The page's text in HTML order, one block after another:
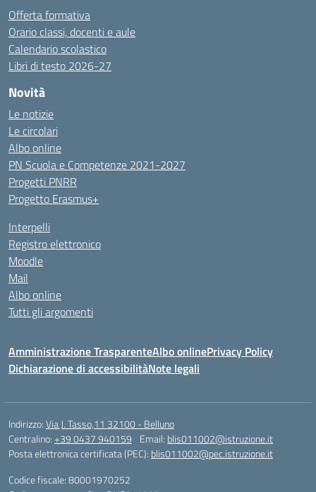
Offerta formativa
Orario classi, docenti e aule
Calendario scolastico
Libri di testo 2026-27
Novità
Le notizie
Le circolari
Albo online
PN Scuola e Competenze 2021-2027
Progetti PNRR
Progetto Erasmus+
Interpelli
Registro elettronico
Moodle
Mail
Albo online
Tutti gli argomenti
Amministrazione TrasparenteAlbo onlinePrivacy Policy
Dichiarazione di accessibilitàNote legali
Indirizzo:Via J. Tasso,11 32100 - Belluno
Centralino:+39 0437 940159 Email: blis011002@istruzione.it
Posta elettronica certificata (PEC): blis011002@pec.istruzione.it
Codice fiscale: 80001970252